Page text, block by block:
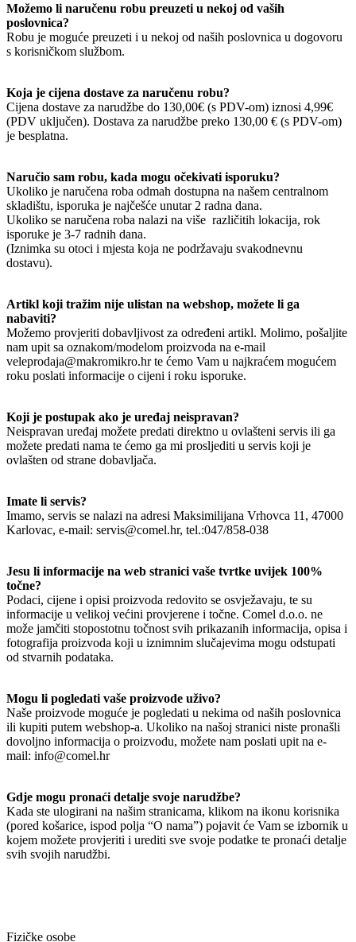
Možemo li naručenu robu preuzeti u nekoj od vaših
poslovnica?
Robu je moguće preuzeti i u nekoj od naših poslovnica u dogovoru
s korisničkom službom.
Koja je cijena dostave za naručenu robu?
Cijena dostave za narudžbe do 130,00€ (s PDV-om) iznosi 4,99€
(PDV uključen). Dostava za narudžbe preko 130,00 € (s PDV-om)
je besplatna.
Naručio sam robu, kada mogu očekivati isporuku?
Ukoliko je naručena roba odmah dostupna na našem centralnom
skladištu, isporuka je najčešće unutar 2 radna dana.
Ukoliko se naručena roba nalazi na više različitih lokacija, rok
isporuke je 3-7 radnih dana.
(Iznimka su otoci i mjesta koja ne podržavaju svakodnevnu
dostavu).
Artikl koji tražim nije ulistan na webshop, možete li ga
nabaviti?
Možemo provjeriti dobavljivost za određeni artikl. Molimo, pošaljite
nam upit sa oznakom/modelom proizvoda na e-mail
veleprodaja@makromikro.hr te ćemo Vam u najkraćem mogućem
roku poslati informacije o cijeni i roku isporuke.
Koji je postupak ako je uređaj neispravan?
Neispravan uređaj možete predati direktno u ovlašteni servis ili ga
možete predati nama te ćemo ga mi prosljediti u servis koji je
ovlašten od strane dobavljača.
Imate li servis?
Imamo, servis se nalazi na adresi Maksimilijana Vrhovca 11, 47000
Karlovac, e-mail: servis@comel.hr, tel.:047/858-038
Jesu li informacije na web stranici vaše tvrtke uvijek 100%
točne?
Podaci, cijene i opisi proizvoda redovito se osvježavaju, te su
informacije u velikoj većini provjerene i točne. Comel d.o.o. ne
može jamčiti stopostotnu točnost svih prikazanih informacija, opisa i
fotografija proizvoda koji u iznimnim slučajevima mogu odstupati
od stvarnih podataka.
Mogu li pogledati vaše proizvode uživo?
Naše proizvode moguće je pogledati u nekima od naših poslovnica
ili kupiti putem webshop-a. Ukoliko na našoj stranici niste pronašli
dovoljno informacija o proizvodu, možete nam poslati upit na e-
mail: info@comel.hr
Gdje mogu pronaći detalje svoje narudžbe?
Kada ste ulogirani na našim stranicama, klikom na ikonu korisnika
(pored košarice, ispod polja “O nama”) pojavit će Vam se izbornik u
kojem možete provjeriti i urediti sve svoje podatke te pronaći detalje
svih svojih narudžbi.
Fizičke osobe